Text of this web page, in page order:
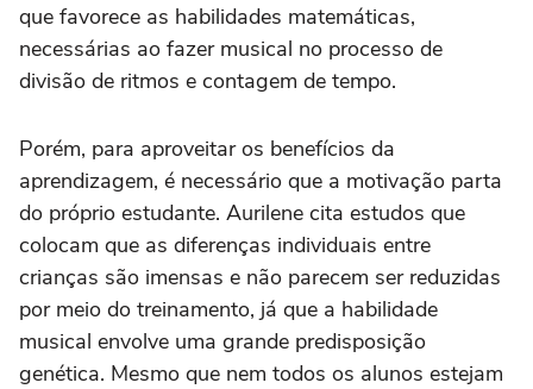
que favorece as habilidades matemáticas,
necessárias ao fazer musical no processo de
divisão de ritmos e contagem de tempo.
Porém, para aproveitar os benefícios da
aprendizagem, é necessário que a motivação parta
do próprio estudante. Aurilene cita estudos que
colocam que as diferenças individuais entre
crianças são imensas e não parecem ser reduzidas
por meio do treinamento, já que a habilidade
musical envolve uma grande predisposição
genética. Mesmo que nem todos os alunos estejam